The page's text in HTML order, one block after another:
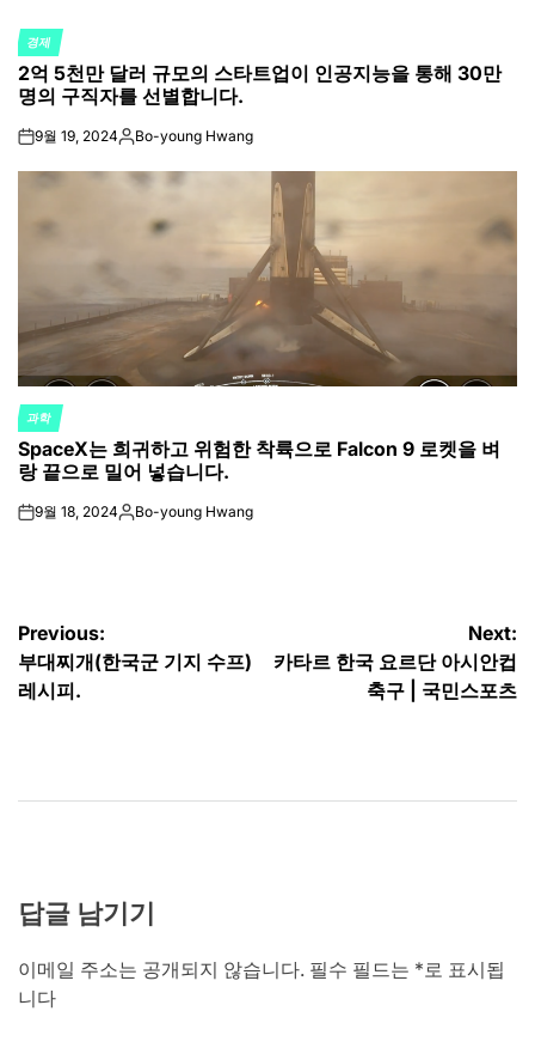
POSTED
IN
경제
2억 5천만 달러 규모의 스타트업이 인공지능을 통해 30만
명의 구직자를 선별합니다.
on9월 19, 2024Posted
Bo-young Hwang
POSTED
IN
과학
SpaceX는 희귀하고 위험한 착륙으로 Falcon 9 로켓을 벼
랑 끝으로 밀어 넣습니다.
on9월 18, 2024Posted
Bo-young Hwang
글
탐
Previous:
부대찌개(한국군 기지 수프)
레시피.
Next:
카타르 한국 요르단 아시안컵
축구 | 국민스포츠
답글 남기기
이메일 주소는 공개되지 않습니다. 필수 필드는 *로 표시됩
니다